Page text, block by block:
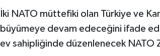
İki NATO müttefiki olan Türkiye ve
büyümeye devam edeceğini ifade
ev sahipliğinde düzenlenecek NATO